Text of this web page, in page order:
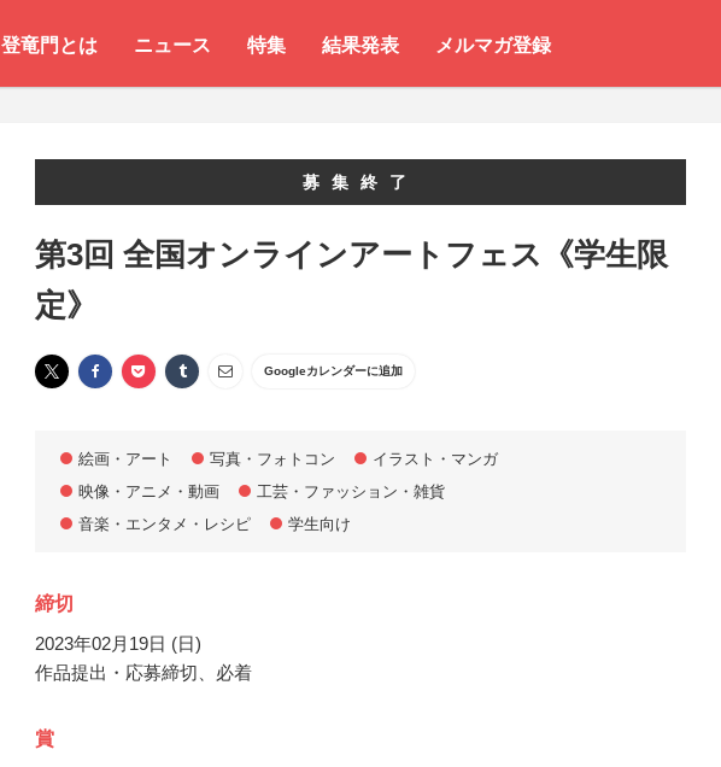
登竜門とは ニュース 特集 結果発表 メルマガ登録
募集終了
第3回 全国オンラインアートフェス《学生限
定》
Googleカレンダーに追加
絵画・アート 写真・フォトコン
イラスト・マンガ
映像・アニメ・動画
工芸・ファッション・雑貨
音楽・エンタメ・レシピ
学生向け
締切
2023年02月19日 (日)
作品提出・応募締切、必着
賞